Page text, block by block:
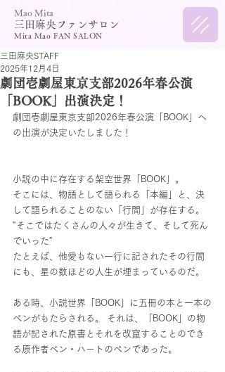
​Mao Mita
三田麻央ファンサロン
Mita Mao FAN SALON
劇団壱劇屋東京支部2026年春公演
「BOOK」出演決定！
三田麻央STAFF
2025年12月4日
劇団壱劇屋東京支部2026年春公演「BOOK」へ
の出演が決定いたしました！
小説の中に存在する架空世界「BOOK」。
そこには、物語として語られる「本編」と、決
して語られることのない「行間」が存在する。
"そこではたくさんの人々が生きて、そして死ん
でいった"
たとえば、他愛もない一行に記されたその行間
にも、星の数ほどの人生が埋まっているのだ。
ある時、小説世界「BOOK」に五冊の本と一本の
ペンがもたらされる。 それは、「BOOK」の物
語が記された原書とそれを改竄することのでき
る原作者ベン・ハートのペンであった。